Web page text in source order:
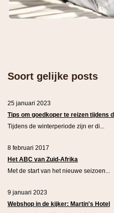
Soort gelijke posts
25 januari 2023
Tips om goedkoper te reizen tijdens
Tijdens de winterperiode zijn er di...
8 februari 2017
Het ABC van Zuid-Afrika
Met de start van het nieuwe seizoen...
9 januari 2023
Webshop in de kijker: Martin's Hotel